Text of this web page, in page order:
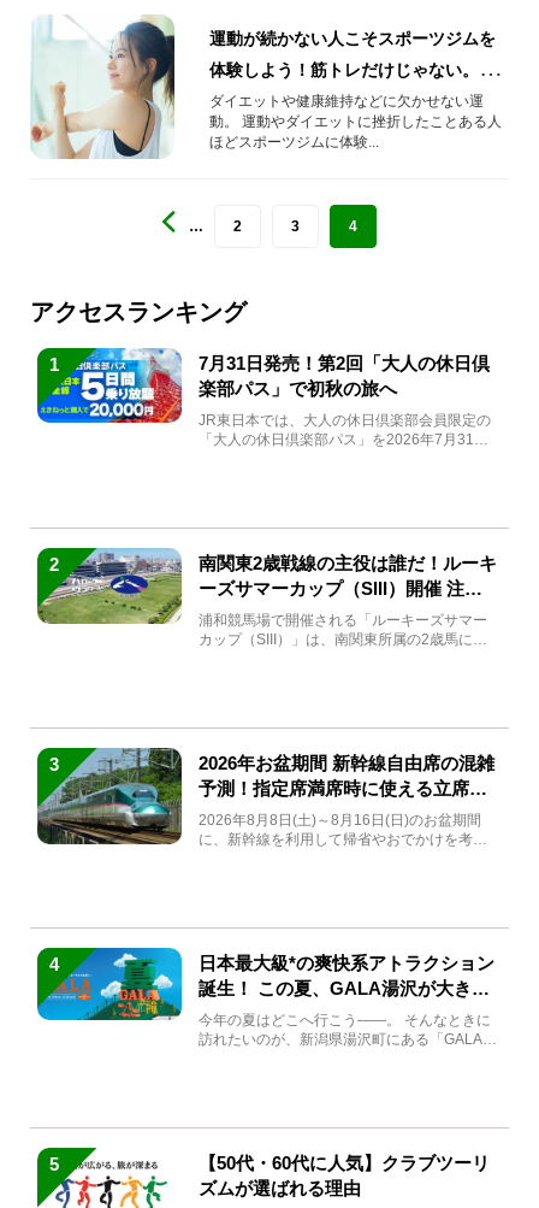
運動が続かない人こそスポーツジムを
体験しよう！筋トレだけじゃない。お
風呂やサウナなどを利用して、運動習
慣を身に着ける！
ダイエットや健康維持などに欠かせない運
動。 運動やダイエットに挫折したことある人
ほどスポーツジムに体験...
… 2 3 4
アクセスランキング
1
7月31日発売！第2回「大人の休日倶
楽部パス」で初秋の旅へ
JR東日本では、大人の休日倶楽部会員限定の
「大人の休日倶楽部パス」を2026年7月31日
2
南関東2歳戦線の主役は誰だ！ルーキ
ーズサマーカップ（SIII）開催 注目
馬と見どころをチェック
浦和競馬場で開催される「ルーキーズサマー
カップ（SIII）」は、南関東所属の2歳馬によ
3
2026年お盆期間 新幹線自由席の混雑
予測！指定席満席時に使える立席特
急券も解説
2026年8月8日(土)～8月16日(日)のお盆期間
に、新幹線を利用して帰省やおでかけを考え
4
日本最大級*の爽快系アトラクション
誕生！ この夏、GALA湯沢が大きく
生まれ変わる
今年の夏はどこへ行こう――。 そんなときに
訪れたいのが、新潟県湯沢町にある「GALA湯
5
【50代・60代に人気】クラブツーリ
ズムが選ばれる理由